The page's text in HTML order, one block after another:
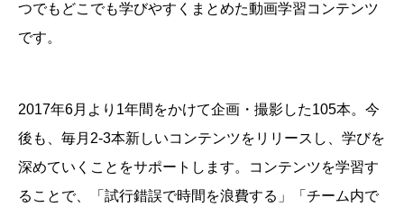
つでもどこでも学びやすくまとめた動画学習コンテンツ
です。
2017年6月より1年間をかけて企画・撮影した105本。今
後も、毎月2-3本新しいコンテンツをリリースし、学びを
深めていくことをサポートします。
コンテンツを学習す
ることで、「試行錯誤で時間を浪費する」「チーム内で